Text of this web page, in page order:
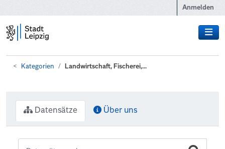
Anmelden
Kategorien Landwirtschaft, Fischerei,...
Datensätze Über uns